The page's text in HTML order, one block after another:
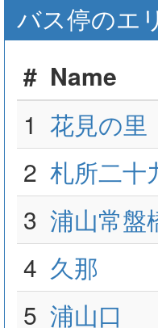
バス停のエ
# Name
1 花見の里
2 札所二十
3 浦山常盤
4 久那
5 浦山口